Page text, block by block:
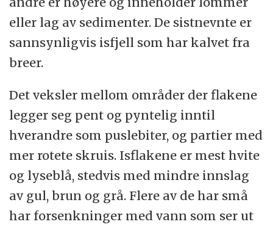
eller lag av sedimenter. De sistnevnte er
sannsynligvis isfjell som har kalvet fra
breer.
Det veksler mellom områder der flakene
legger seg pent og pyntelig inntil
hverandre som puslebiter, og partier med
mer rotete skruis. Isflakene er mest hvite
og lyseblå, stedvis med mindre innslag
av gul, brun og grå. Flere av de har små
har forsenkninger med vann som ser ut